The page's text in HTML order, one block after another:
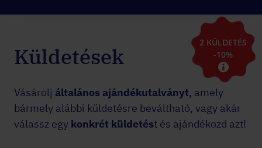
2 KÜLDETÉS
-10%
Küldetések
Vásárolj általános ajándékutalványt, amely
bármely alábbi küldetésre beváltható, vagy akár
válassz egy konkrét küldetést és ajándékozd azt!